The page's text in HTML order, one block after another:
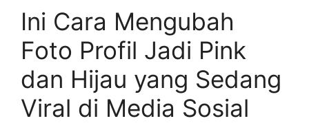
Ini Cara Mengubah
Foto Profil Jadi Pink
dan Hijau yang Sedang
Viral di Media Sosial